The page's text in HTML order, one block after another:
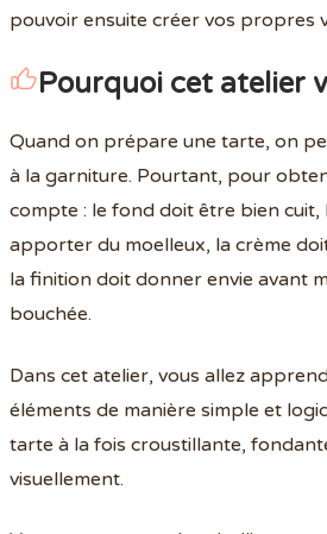
pouvoir ensuite créer vos propres
Pourquoi cet atelier
Quand on prépare une tarte, on
à la garniture. Pourtant, pour
compte : le fond doit être bien
apporter du moelleux, la crème
la finition doit donner envie avant
bouchée.
Dans cet atelier, vous allez
éléments de manière simple et
tarte à la fois croustillante,
visuellement.